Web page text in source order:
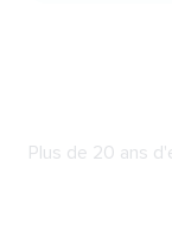
Plus de 20 ans